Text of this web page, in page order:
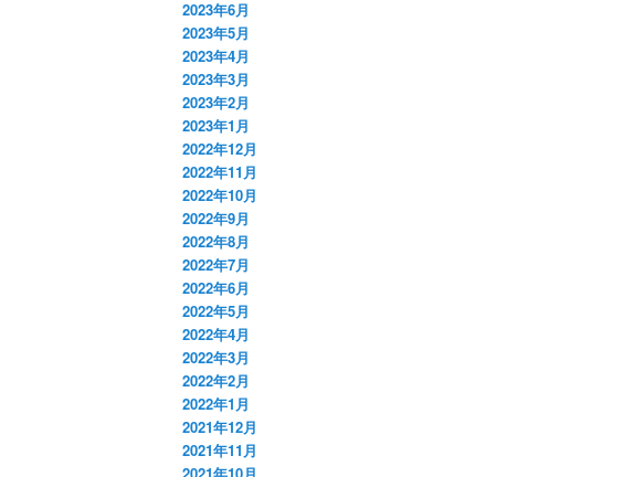
2023年6月
2023年5月
2023年4月
2023年3月
2023年2月
2023年1月
2022年12月
2022年11月
2022年10月
2022年9月
2022年8月
2022年7月
2022年6月
2022年5月
2022年4月
2022年3月
2022年2月
2022年1月
2021年12月
2021年11月